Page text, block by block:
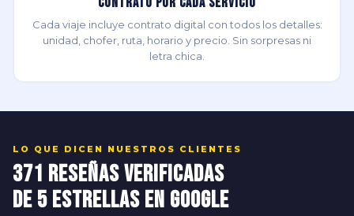
Cada viaje incluye contrato digital con todos los detalles:
unidad, chofer, ruta, horario y precio. Sin sorpresas ni
letra chica.
LO QUE DICEN NUESTROS CLIENTES
371 Reseñas Verificadas
de 5 Estrellas en Google